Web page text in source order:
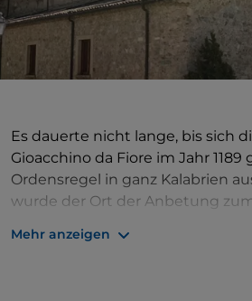
Es dauerte nicht lange, bis sich
Gioacchino da Fiore im Jahr
Ordensregel in ganz Kalabrien
wurde der Ort der Anbetung
richtige Siedlung hatte.
Mehr anzeigen